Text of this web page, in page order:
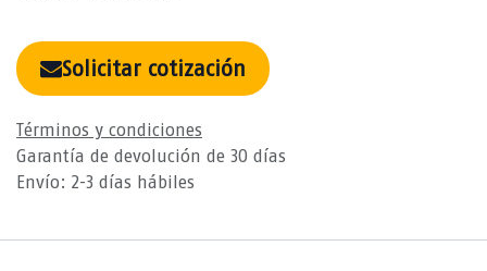
Solicitar cotización
Términos y condiciones
Garantía de devolución de 30 días
Envío: 2-3 días hábiles